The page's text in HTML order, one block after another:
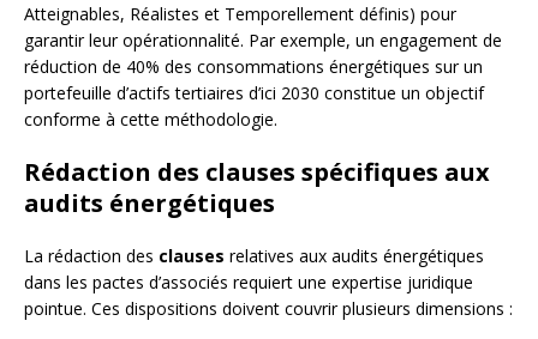
Atteignables, Réalistes et Temporellement définis) pour
garantir leur opérationnalité. Par exemple, un engagement de
réduction de 40% des consommations énergétiques sur un
portefeuille d’actifs tertiaires d’ici 2030 constitue un objectif
conforme à cette méthodologie.
Rédaction des clauses spécifiques aux
audits énergétiques
La rédaction des clauses relatives aux audits énergétiques
dans les pactes d’associés requiert une expertise juridique
pointue. Ces dispositions doivent couvrir plusieurs dimensions :